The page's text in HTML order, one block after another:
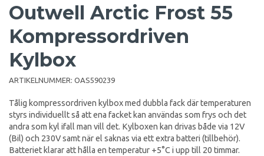
Outwell Arctic Frost 55
Kompressordriven
Kylbox
ARTIKELNUMMER: OAS590239
Tålig kompressordriven kylbox med dubbla fack där temperaturen
styrs individuellt så att ena facket kan användas som frys och det
andra som kyl ifall man vill det. Kylboxen kan drivas både via 12V
(Bil) och 230V samt när el saknas via ett extra batteri (tillbehör).
Batteriet klarar att hålla en temperatur +5°C i upp till 20 timmar.